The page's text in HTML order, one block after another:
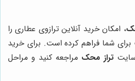
، امکان خرید آنلاین ترازوی عطاری را
شما فراهم کرده است. برای خرید
تراز محک مراجعه کنید و مراحل